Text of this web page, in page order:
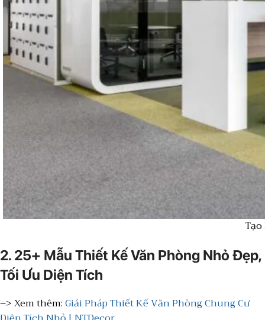
2. 25+ Mẫu Thiết Kế Văn Phòng Nhỏ Đẹp,
Tối Ưu Diện Tích
–> Xem thêm:Giải Pháp Thiết Kế Văn Phòng Chung Cư